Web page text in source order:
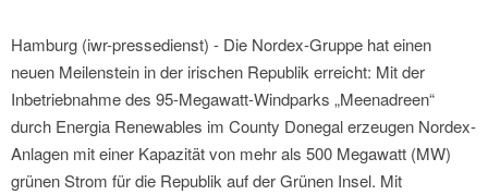
Hamburg (iwr-pressedienst) - Die Nordex-Gruppe hat einen
neuen Meilenstein in der irischen Republik erreicht: Mit der
Inbetriebnahme des 95-Megawatt-Windparks „Meenadreen“
durch Energia Renewables im County Donegal erzeugen Nordex-
Anlagen mit einer Kapazität von mehr als 500 Megawatt (MW)
grünen Strom für die Republik auf der Grünen Insel. Mit